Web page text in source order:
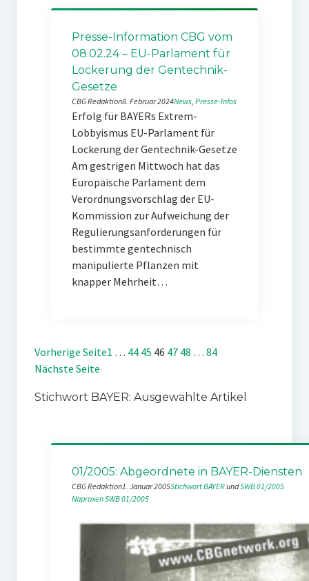
Presse-Information CBG vom
08.02.24 – EU-Parlament für
Lockerung der Gentechnik-
Gesetze
CBG Redaktion8. Februar 2024News, Presse-Infos
Erfolg für BAYERs Extrem-
Lobbyismus EU-Parlament für
Lockerung der Gentechnik-Gesetze
Am gestrigen Mittwoch hat das
Europäische Parlament dem
Verordnungsvorschlag der EU-
Kommission zur Aufweichung der
Regulierungsanforderungen für
bestimmte gentechnisch
manipulierte Pflanzen mit
knapper Mehrheit…
Vorherige Seite1 … 44 45 46 47 48 … 84
Nächste Seite
Stichwort BAYER: Ausgewählte Artikel
01/2005: Abgeordnete in BAYER-Diensten
CBG Redaktion1. Januar 2005Stichwort BAYER und SWB 01/2005
NaproxenSWB 01/2005